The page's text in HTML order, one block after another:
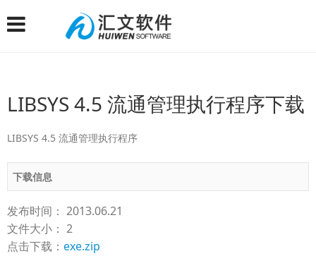
LIBSYS 4.5 流通管理执行程序下载
LIBSYS 4.5 流通管理执行程序
下载信息
发布时间： 2013.06.21
文件大小： 2
点击下载： exe.zip